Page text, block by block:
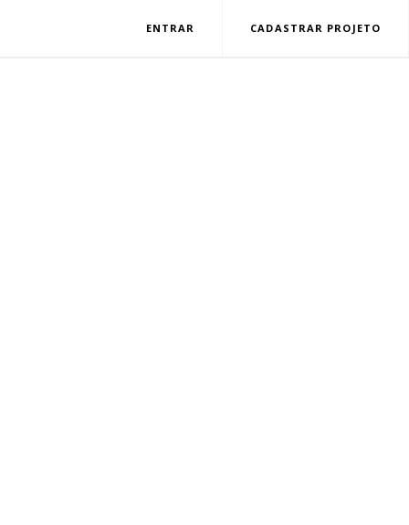
ENTRAR CADASTRAR PROJETO